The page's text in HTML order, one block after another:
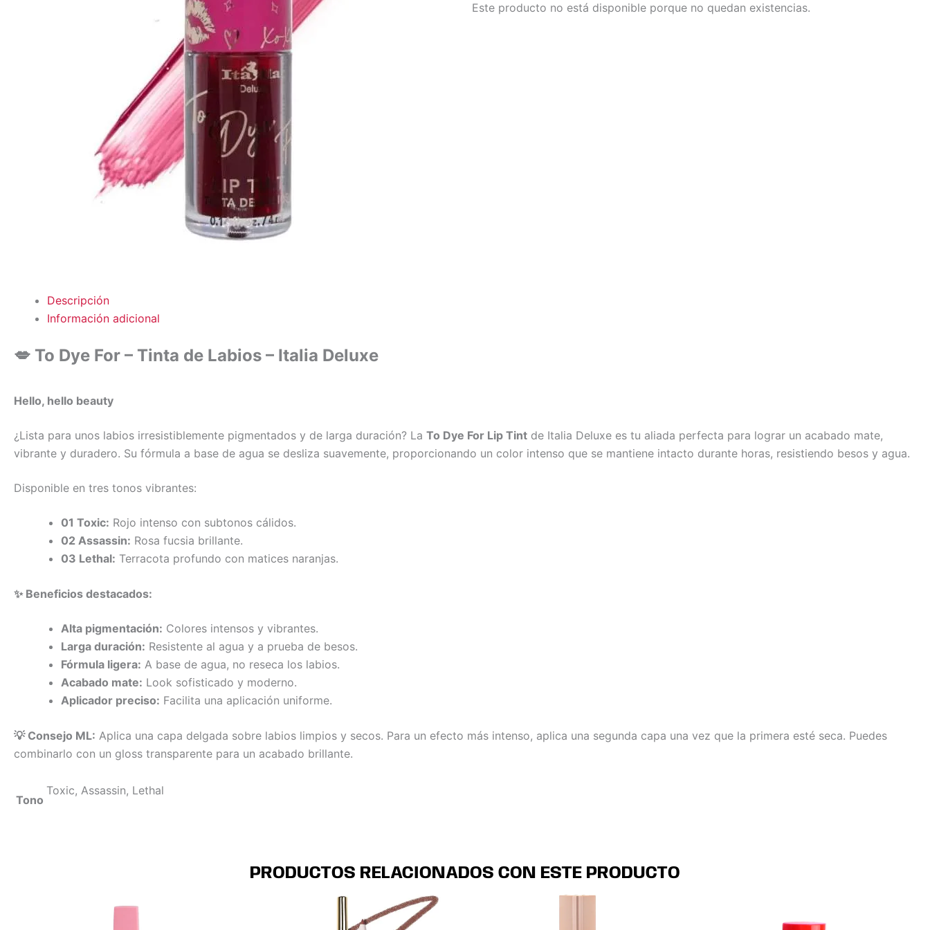
Este producto no está disponible porque no quedan existencias.
Descripción
Información adicional
💋 To Dye For – Tinta de Labios – Italia Deluxe
Hello, hello beauty
¿Lista para unos labios irresistiblemente pigmentados y de larga duración? La To Dye For Lip Tint de Italia Deluxe es tu aliada perfecta para lograr un acabado mate,
vibrante y duradero. Su fórmula a base de agua se desliza suavemente, proporcionando un color intenso que se mantiene intacto durante horas, resistiendo besos y agua.
Disponible en tres tonos vibrantes:
01 Toxic: Rojo intenso con subtonos cálidos.
02 Assassin: Rosa fucsia brillante.
03 Lethal: Terracota profundo con matices naranjas.
✨ Beneficios destacados:
Alta pigmentación: Colores intensos y vibrantes.
Larga duración: Resistente al agua y a prueba de besos.
Fórmula ligera: A base de agua, no reseca los labios.
Acabado mate: Look sofisticado y moderno.
Aplicador preciso: Facilita una aplicación uniforme.
💡 Consejo ML: Aplica una capa delgada sobre labios limpios y secos. Para un efecto más intenso, aplica una segunda capa una vez que la primera esté seca. Puedes
combinarlo con un gloss transparente para un acabado brillante.
Tono
Toxic, Assassin, Lethal
PRODUCTOS RELACIONADOS CON ESTE PRODUCTO
producto
producto
producto
Este